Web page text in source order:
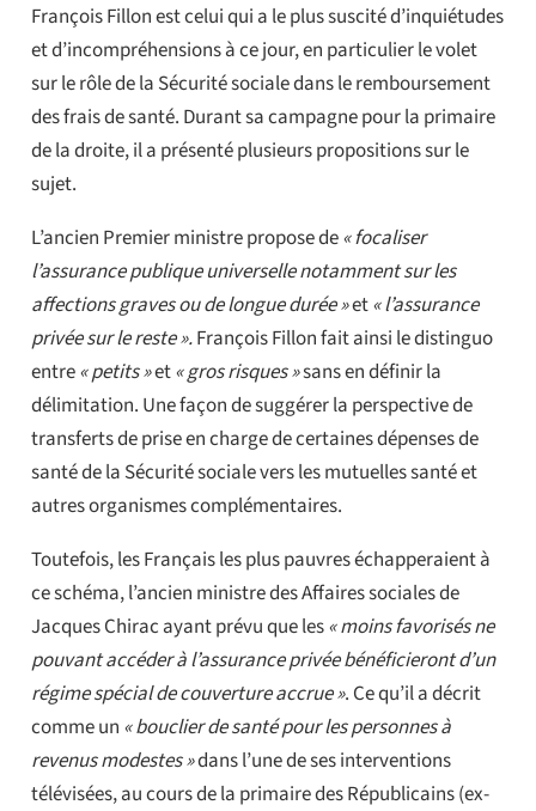
François Fillon est celui qui a le plus suscité d’inquiétudes
et d’incompréhensions à ce jour, en particulier le volet
sur le rôle de la Sécurité sociale dans le remboursement
des frais de santé. Durant sa campagne pour la primaire
de la droite, il a présenté plusieurs propositions sur le
sujet.
L’ancien Premier ministre propose de« focaliser
l’assurance publique universelle notamment sur les
affections graves ou de longue durée »et« l’assurance
privée sur le reste ».François Fillon fait ainsi le distinguo
entre« petits »et« gros risques »sans en définir la
délimitation. Une façon de suggérer la perspective de
transferts de prise en charge de certaines dépenses de
santé de la Sécurité sociale vers les mutuelles santé et
autres organismes complémentaires.
Toutefois, les Français les plus pauvres échapperaient à
ce schéma, l’ancien ministre des Affaires sociales de
Jacques Chirac ayant prévu que les« moins favorisés ne
pouvant accéder à l’assurance privée bénéficieront d’un
régime spécial de couverture accrue ». Ce qu’il a décrit
comme un « bouclier de santé pour les personnes à
revenus modestes »dans l’une de ses interventions
télévisées, au cours de la primaire des Républicains (ex-